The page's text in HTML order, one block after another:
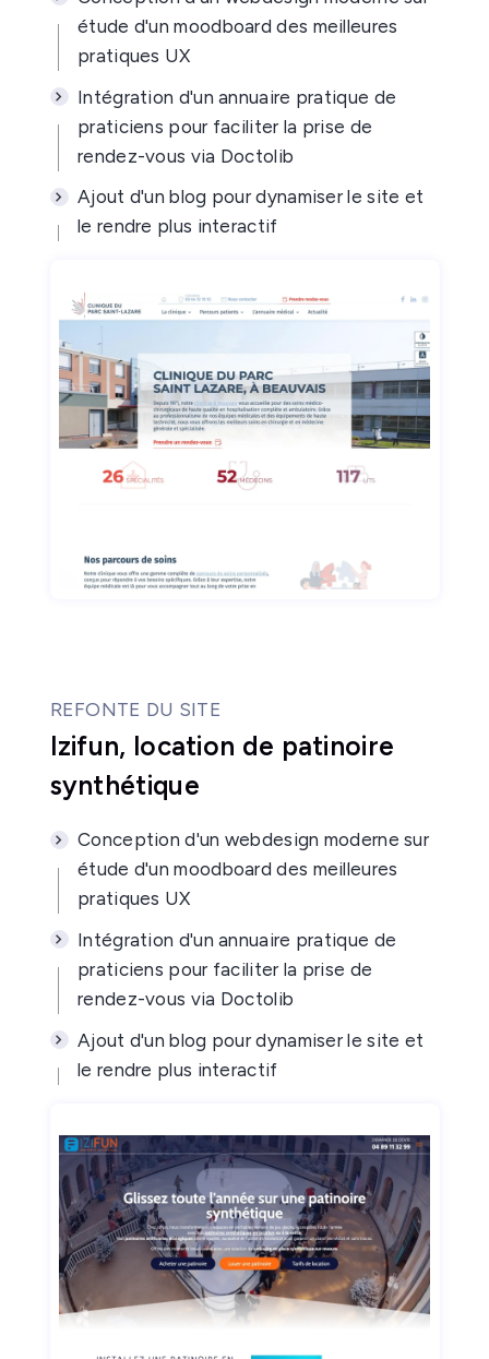
étude d'un moodboard des meilleures
pratiques UX
Intégration d'un annuaire pratique de
praticiens pour faciliter la prise de
rendez-vous via Doctolib
Ajout d'un blog pour dynamiser le site et
le rendre plus interactif
REFONTE DU SITE
Izifun, location de patinoire
synthétique
Conception d'un webdesign moderne sur
étude d'un moodboard des meilleures
pratiques UX
Intégration d'un annuaire pratique de
praticiens pour faciliter la prise de
rendez-vous via Doctolib
Ajout d'un blog pour dynamiser le site et
le rendre plus interactif